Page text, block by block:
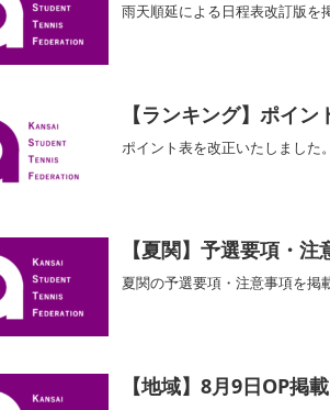
雨天順延による日程表改訂版を
【ランキング】ポイン
ポイント表を改正いたしました
【夏関】予選要項・注
夏関の予選要項・注意事項を掲
【地域】8月9日OP掲載